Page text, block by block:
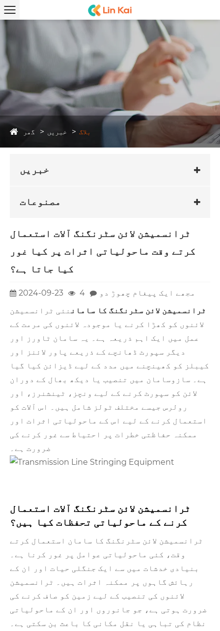
گھر خبریں بلاگ
خبریں
مصنوعات
ٹرانسمیشن لائن سٹرنگنگ آلات استعمال
کرتے وقت ماحولیاتی اثرات پر کیا غور
کیا جاتا ہے؟
2024-09-23 4
مجھے ایک پیغام چھوڑ دو
ٹرانسمیشن لائن سٹرنگنگ کا ساماننئی ٹرانسمیشن
لائنوں کو کھڑا کرنے یا موجودہ لائنوں کی مرمت کے
عمل میں ایک اہم ذریعہ ہے۔ یہ سامان ٹاورز اور
دیگر سپورٹ ڈھانچے کے ذریعے پاور لائنز اور
کیبلز کو کھینچنے میں مدد کے لیے ڈیزائن کیا گیا
ہے۔ سازوسامان میں تنصیب یا دیکھ بھال کے دوران
لائن کو سپورٹ کرنے کے لیے ونچز، ٹینشنرز، اور
رولرس جیسے مختلف ٹولز شامل ہیں۔ اس آلات کو
استعمال کرنے کے لیے اس کے ماحولیاتی اثرات اور
ممکنہ حفاظتی خطرات پر احتیاط سے غور کرنے کی
ضرورت ہے۔
ٹرانسمیشن لائن سٹرنگنگ آلات استعمال
کرنے کے ماحولیاتی تحفظات کیا ہیں؟
ٹرانسمیشن لائن سٹرنگنگ کا سامان استعمال کرتے
وقت، کئی ماحولیاتی عوامل پر غور کرنا ہے۔
بنیادی خدشات میں سے ایک جنگلی حیات اور ان کے
رہائش گاہوں پر ممکنہ اثرات ہیں۔ ٹرانسمیشن
لائنوں کی تنصیب کے لیے زمین کو صاف کرنے کی
ضرورت ہوتی ہے، جو جانوروں اور ان کے ماحولیاتی
نظام کی تباہی یا نقل مکانی کا باعث بن سکتی ہے۔